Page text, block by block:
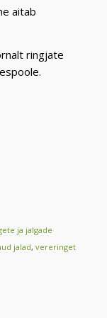
aitab
ringjate
ja jalgade
jalad, vereringet